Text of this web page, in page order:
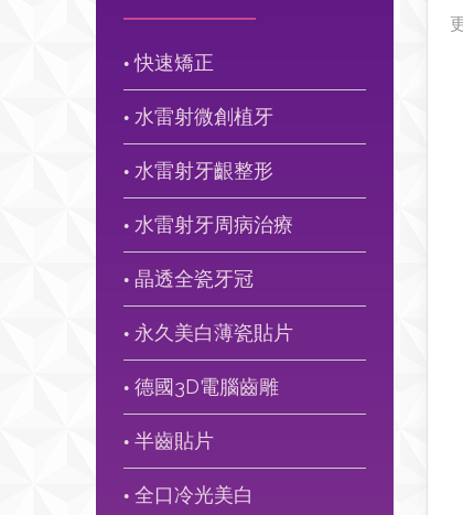
● 快速矯正
● 水雷射微創植牙
● 水雷射牙齦整形
● 水雷射牙周病治療
● 晶透全瓷牙冠
● 永久美白薄瓷貼片
● 德國3D電腦齒雕
● 半齒貼片
● 全口冷光美白